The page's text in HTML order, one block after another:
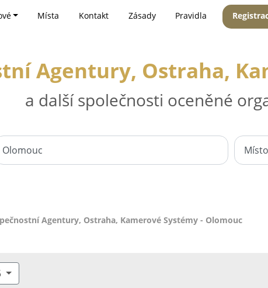
Místa Kontakt Zásady Pravidla
Agentury, Ostraha,
a další společnosti oceněné
Agentury, Ostraha, Kamerové Systémy - Olomouc